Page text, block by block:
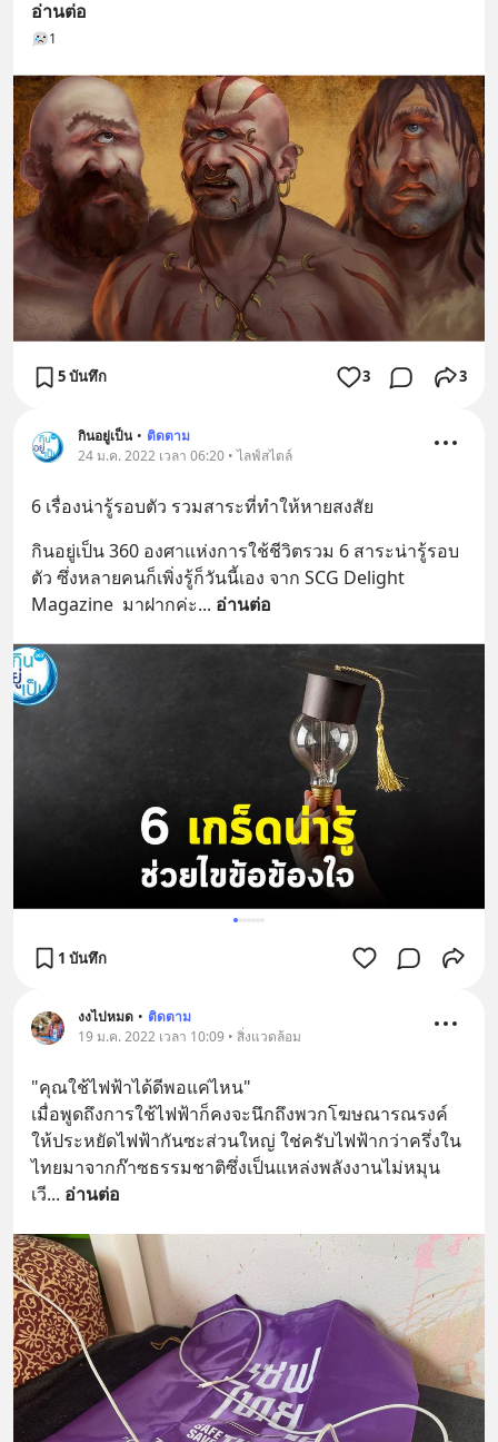
อ่านต่อ
1
5 บันทึก 3 3
กินอยู่เป็น • ติดตาม
24 ม.ค. 2022 เวลา 06:20 • ไลฟ์สไตล์
6 เรื่องน่ารู้รอบตัว รวมสาระที่ทำให้หายสงสัย
กินอยู่เป็น 360 องศาแห่งการใช้ชีวิตรวม 6 สาระน่ารู้รอบ
ตัว ซึ่งหลายคนก็เพิ่งรู้ก็วันนี้เอง จาก SCG Delight
Magazine  มาฝากค่ะ... อ่านต่อ
1 บันทึก
งงไปหมด • ติดตาม
19 ม.ค. 2022 เวลา 10:09 • สิ่งแวดล้อม
"คุณใช้ไฟฟ้าได้ดีพอแค่ไหน"
เมื่อพูดถึงการใช้ไฟฟ้าก็คงจะนึกถึงพวกโฆษณารณรงค์
ให้ประหยัดไฟฟ้ากันซะส่วนใหญ่ ใช่ครับไฟฟ้ากว่าครึ่งใน
ไทยมาจากก๊าซธรรมชาติซึ่งเป็นแหล่งพลังงานไม่หมุน
เวี... อ่านต่อ